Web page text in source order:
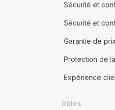
Sécurité et
Sécurité et
Garantie de
Protection de
Expérience
Rôles